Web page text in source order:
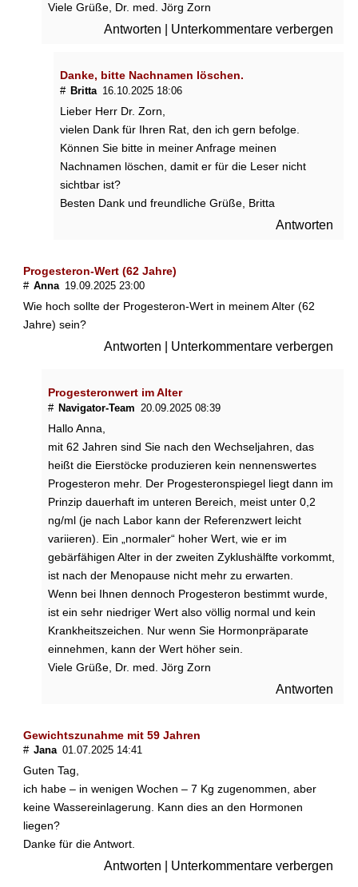
Viele Grüße, Dr. med. Jörg Zorn
Antworten Unterkommentare verbergen
Danke, bitte Nachnamen löschen.
# Britta 16.10.2025 18:06
Lieber Herr Dr. Zorn,
vielen Dank für Ihren Rat, den ich gern befolge.
Können Sie bitte in meiner Anfrage meinen
Nachnamen löschen, damit er für die Leser nicht
sichtbar ist?
Besten Dank und freundliche Grüße, Britta
Antworten
Progesteron-Wert (62 Jahre)
# Anna 19.09.2025 23:00
Wie hoch sollte der Progesteron-Wert in meinem Alter (62
Jahre) sein?
Antworten Unterkommentare verbergen
Progesteronwert im Alter
# Navigator-Team 20.09.2025 08:39
Hallo Anna,
mit 62 Jahren sind Sie nach den Wechseljahren, das
heißt die Eierstöcke produzieren kein nennenswertes
Progesteron mehr. Der Progesteronspiegel liegt dann im
Prinzip dauerhaft im unteren Bereich, meist unter 0,2
ng/ml (je nach Labor kann der Referenzwert leicht
variieren). Ein „normaler“ hoher Wert, wie er im
gebärfähigen Alter in der zweiten Zyklushälfte vorkommt,
ist nach der Menopause nicht mehr zu erwarten.
Wenn bei Ihnen dennoch Progesteron bestimmt wurde,
ist ein sehr niedriger Wert also völlig normal und kein
Krankheitszeichen. Nur wenn Sie Hormonpräparate
einnehmen, kann der Wert höher sein.
Viele Grüße, Dr. med. Jörg Zorn
Antworten
Gewichtszunahme mit 59 Jahren
# Jana 01.07.2025 14:41
Guten Tag,
ich habe – in wenigen Wochen – 7 Kg zugenommen, aber
keine Wassereinlagerung. Kann dies an den Hormonen
liegen?
Danke für die Antwort.
Antworten Unterkommentare verbergen
M
h
s
p
e
e
e
n
B
c
h
m
e
r
z
n
i
n
d
e
n
W
c
h
s
a
h
r
e
?
H